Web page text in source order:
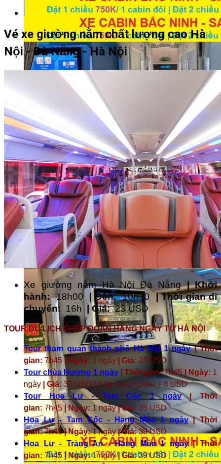
Vé xe giường nằm chất lượng cao Hà
Nội - Đà Nẵng - Hà Nội
Xe giường nằm Hà Nội Đà Nẵng| Khởi
hành:18h00| Đến:10h30 | Thời gian di
chuyển: 16h| Giá:23 ​​USD
TOUR DU LỊCH GHÉP ĐOÀN HÀNG NGÀY TỪ HÀ NỘI
Tour tham quan thành phố Hà Nội 1 ngày| Thời
gian: 7h45 | Ngày: 1 ngày | Giá: 29 USD
Tour chùa Hương 1 ngày| Thời gian:7h45 | Ngày: 1
ngày | Giá:30 USD |Cáp treo 2 chiều + 8 USD
Tour Hoa Lư - Tam Cốc 1 ngày| Thời
gian: 7h45| Ngày: 1 ngày| Giá: 35 USD
Hoa Lư - Tam Cốc - Hang Múa 1 ngày| Thời
gian:7h45| Ngày:1 ngày| Giá:39 USD
Hoa Lư - Tràng An - Hang Múa 1 ngày| Thời
gian: 7h45| Ngày:1 ngày| Giá:39 USD